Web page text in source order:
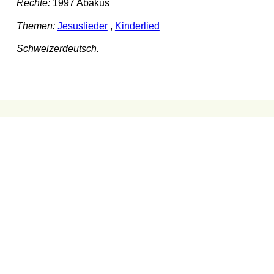
Rechte:1997 Abakus
Themen: Jesuslieder, Kinderlied
Schweizerdeutsch.